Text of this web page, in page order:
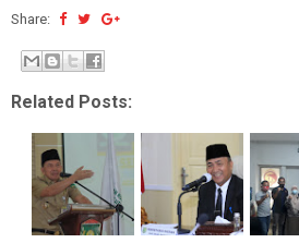
Share:
Related Posts: